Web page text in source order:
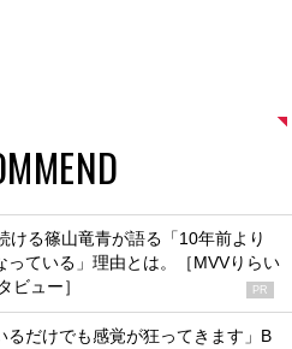
ける篠山竜青が語る「10年前より
っている」理由とは。［MVVりらい
ビュー］
PR
るだけでも感覚が狂ってきます」B